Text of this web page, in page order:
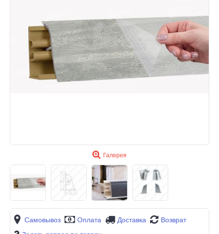
Галерея
Самовывоз Оплата Доставка
Возврат